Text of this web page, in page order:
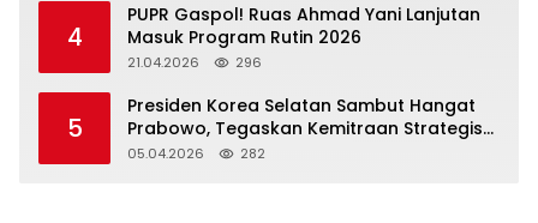
4
‎PUPR Gaspol! Ruas Ahmad Yani Lanjutan
Masuk Program Rutin 2026
21.04.2026 296
5
Presiden Korea Selatan Sambut Hangat
Prabowo, Tegaskan Kemitraan Strategis
Komprehensif
05.04.2026 282